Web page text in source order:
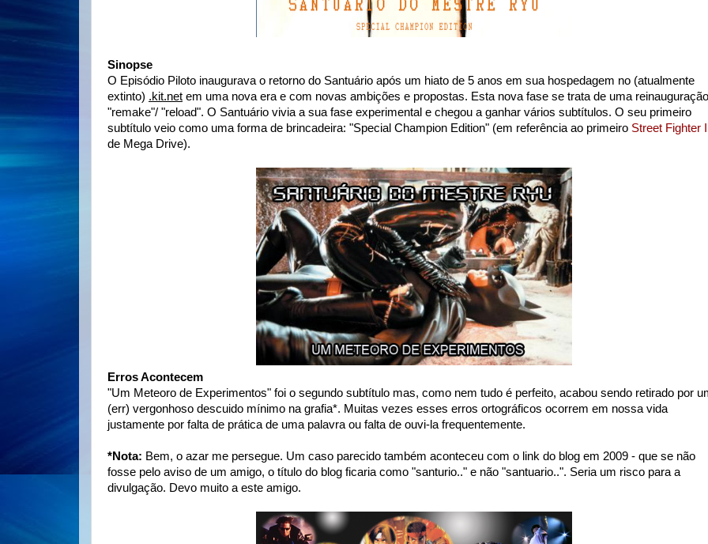
Sinopse
O Episódio Piloto inaugurava o retorno do Santuário após um hiato de 5 anos em sua hospedagem no (atualmente
extinto) .kit.net em uma nova era e com novas ambições e propostas. Esta nova fase se trata de uma
"remake"/ "reload". O Santuário vivia a sua fase experimental e chegou a ganhar vários subtítulos. O seu primeiro
subtítulo veio como uma forma de brincadeira: "Special Champion Edition" (em referência ao primeiro Street Fighter
de Mega Drive).
Erros Acontecem
"Um Meteoro de Experimentos" foi o segundo subtítulo mas, como nem tudo é perfeito, acabou sendo retirado por
(err) vergonhoso descuido mínimo na grafia*. Muitas vezes esses erros ortográficos ocorrem em nossa vida
justamente por falta de prática de uma palavra ou falta de ouvi-la frequentemente.
*Nota: Bem, o azar me persegue. Um caso parecido também aconteceu com o link do blog em 2009 - que se não
fosse pelo aviso de um amigo, o título do blog ficaria como "santurio.." e não "santuario..". Seria um risco para a
divulgação. Devo muito a este amigo.